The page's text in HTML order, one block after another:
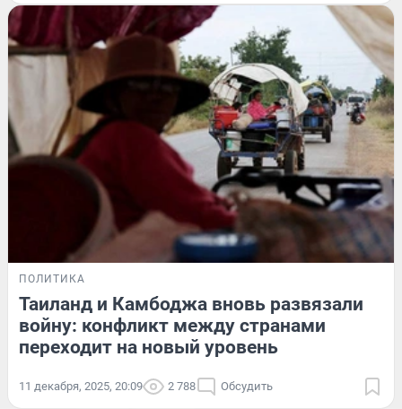
ПОЛИТИКА
Таиланд и Камбоджа вновь развязали
войну: конфликт между странами
переходит на новый уровень
11 декабря, 2025, 20:09 2 788 Обсудить